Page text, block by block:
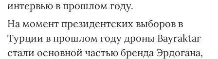
интервью в прошлом году.
На момент президентских выборов в
Турции в прошлом году дроны Bayraktar
стали основной частью бренда Эрдогана,